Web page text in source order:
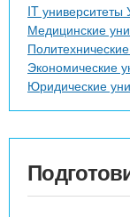
IT университеты
Медицинские
Экономические
Юридические